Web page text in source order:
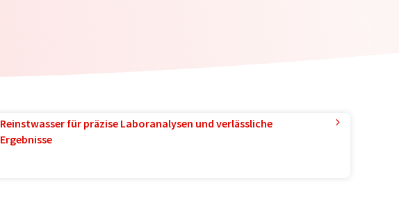
Reinstwasser für präzise Laboranalysen und verlässliche
Ergebnisse